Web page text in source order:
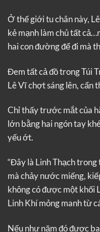
Ở thế giới tu chân này,
kẻ mạnh làm chủ tất
hai con đường để đi mà
Đem tất cả đồ trong Túi
Lê Vĩ chợt sáng lên, cẩn
Chỉ thấy trước mắt của
lớn bằng hai ngón tay
yếu ớt.
“Đây là Linh Thạch
mà chảy nước miếng,
không có được một khối
Linh Khí mỏng manh từ
Nếu như năm đó được